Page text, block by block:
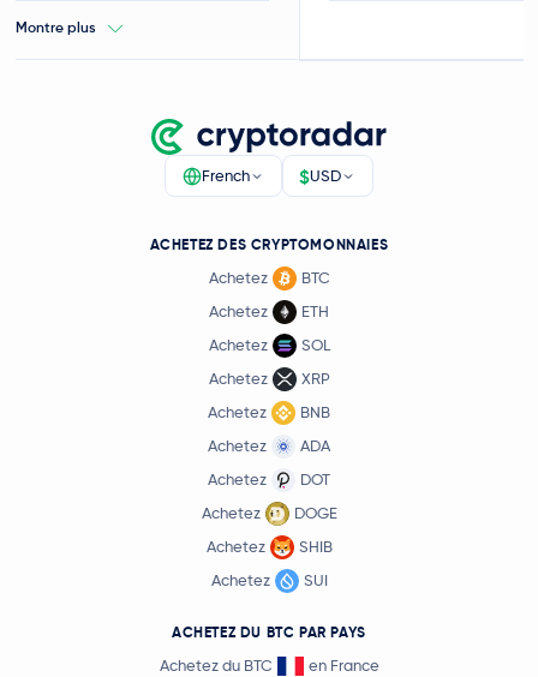
Montre plus
French $USD
ACHETEZ DES CRYPTOMONNAIES
Achetez
BTC
Achetez
ETH
Achetez
SOL
Achetez
XRP
Achetez
BNB
Achetez
ADA
Achetez
DOT
Achetez
DOGE
Achetez
SHIB
Achetez
SUI
ACHETEZ DU BTC PAR PAYS
Achetez du BTC
en France